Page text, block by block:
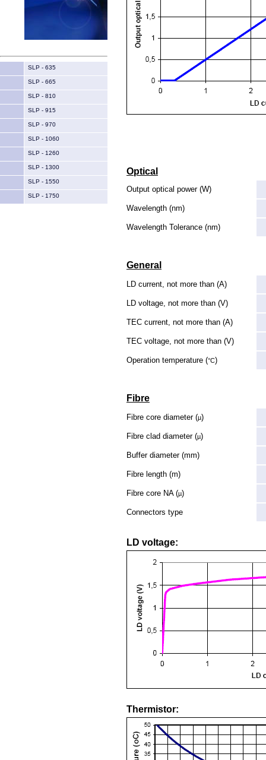
SLP - 635
SLP - 665
SLP - 810
SLP - 915
SLP - 970
SLP - 1060
SLP - 1260
SLP - 1300
SLP - 1550
SLP - 1750
Optical
Output optical power (W)
Wavelength (nm)
Wavelength Tolerance (nm)
General
LD current, not more than (A)
LD voltage, not more than (V)
TEC current, not more than (A)
TEC voltage, not more than (V)
Operation temperature (°C)
Fibre
Fibre core diameter (µ)
Fibre clad diameter (µ)
Buffer diameter (mm)
Fibre length (m)
Fibre core NA (µ)
Connectors type
LD voltage:
Thermistor: